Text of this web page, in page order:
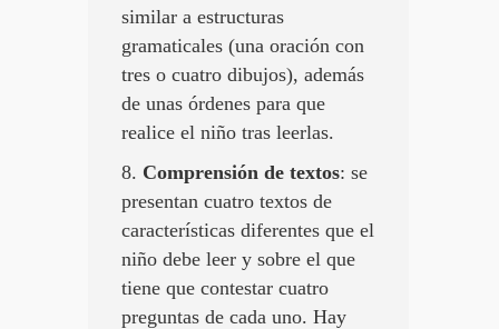
similar a estructuras
gramaticales (una oración con
tres o cuatro dibujos), además
de unas órdenes para que
realice el niño tras leerlas.
8. Comprensión de textos: se
presentan cuatro textos de
características diferentes que el
niño debe leer y sobre el que
tiene que contestar cuatro
preguntas de cada uno. Hay